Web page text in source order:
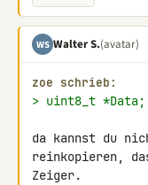
WS Walter S.(avatar)
zoe schrieb:
> uint8_t *Data;
da kannst du
reinkopieren,
Zeiger.